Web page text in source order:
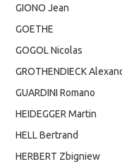
GIONO Jean
GOETHE
GOGOL Nicolas
GROTHENDIECK
GUARDINI Romano
HEIDEGGER Martin
HELL Bertrand
HERBERT Zbigniew